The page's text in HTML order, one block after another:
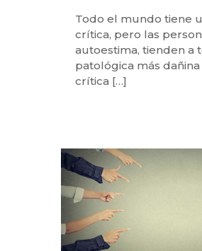
Todo el mundo tiene
crítica, pero las
autoestima, tienden a
patológica más dañina
crítica […]